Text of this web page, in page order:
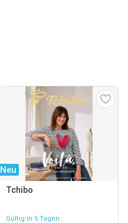
Neu
Tchibo
Gültig in 5 Tagen